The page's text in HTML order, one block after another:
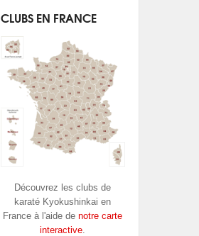
CLUBS EN FRANCE
Découvrez les clubs de
karaté Kyokushinkai en
France à l'aide de notre carte
interactive